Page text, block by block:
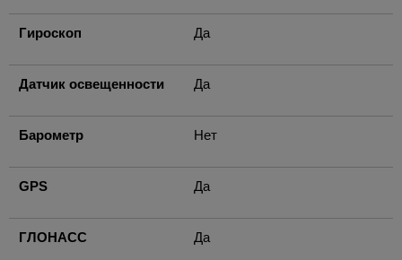
Гироскоп Да
Датчик освещенности Да
Барометр Нет
GPS Да
ГЛОНАСС Да